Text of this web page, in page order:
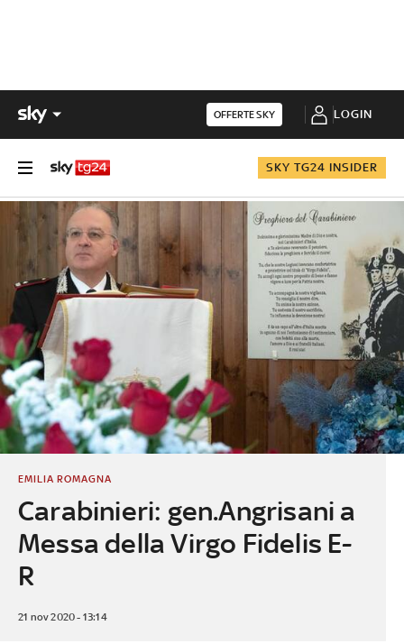
OFFERTE SKY LOGIN
SKY TG24 INSIDER
Carabinieri: gen.Angrisani a
Messa della Virgo Fidelis E-
R
EMILIA ROMAGNA
21 nov 2020 - 13:14